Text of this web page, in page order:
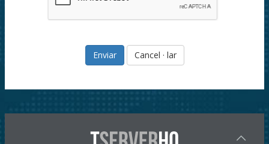
Cancel · lar